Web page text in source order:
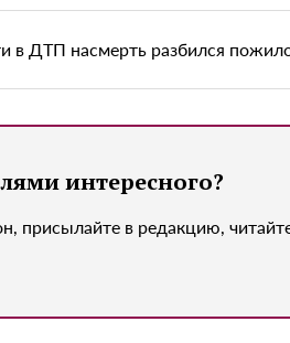
в ДТП насмерть разбился
интересного?
присылайте в редакцию,